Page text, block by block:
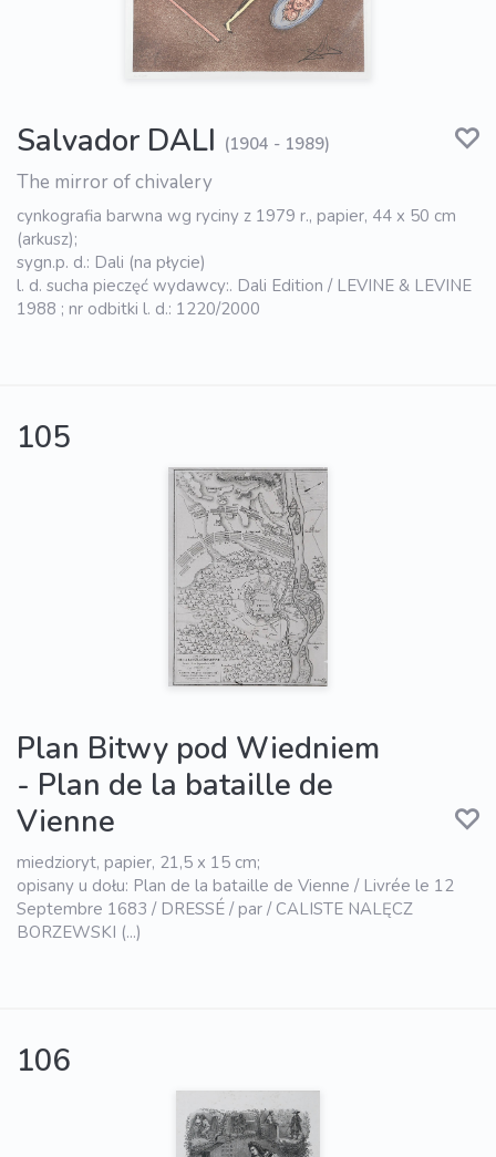
Salvador DALI (1904 - 1989)
The mirror of chivalery
cynkografia barwna wg ryciny z 1979 r., papier, 44 x 50 cm
(arkusz);
sygn.p. d.: Dali (na płycie)
l. d. sucha pieczęć wydawcy:. Dali Edition / LEVINE & LEVINE
1988 ; nr odbitki l. d.: 1220/2000
105
Plan Bitwy pod Wiedniem
- Plan de la bataille de
Vienne
miedzioryt, papier, 21,5 x 15 cm;
opisany u dołu: Plan de la bataille de Vienne / Livrée le 12
Septembre 1683 / DRESSÉ / par / CALISTE NALĘCZ
BORZEWSKI (...)
106